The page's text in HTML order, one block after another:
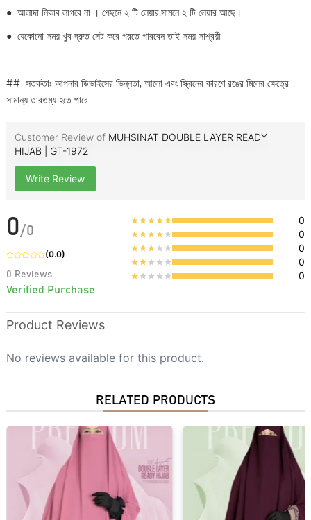
●আলাদা নিকাব লাগবে না । পেছনে ২ টি লেয়ার,সামনে ২ টি লেয়ার আছে।
●যেকোনো সময় খুব দ্রুত সেট করে পরতে পারবেন তাই সময় সাশ্রয়ী
## সতর্কতাঃ আপনার ডিভাইসের ভিন্নতা, আলো এবং স্ক্রিনের কারণে রঙের মিলের ক্ষেত্রে
সামান্য তারতম্য হতে পারে
Customer Review of MUHSINAT DOUBLE LAYER READY
HIJAB | GT-1972
Write Review
0/0
(0.0)
0 Reviews
Verified Purchase
0
0
0
0
0
Product Reviews
No reviews available for this product.
RELATED PRODUCTS